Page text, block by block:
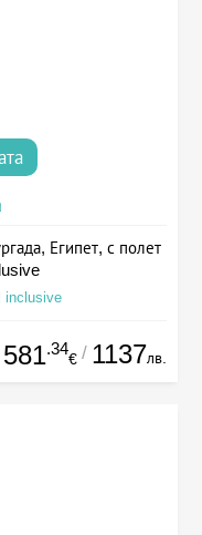
Египет, с полет
inclusive
581.34
€ / 1137лв.